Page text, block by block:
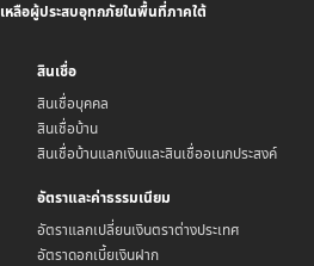
เหลือผู้ประสบอุทกภัยในพื้นที่ภาคใต้
สินเชื่อ
สินเชื่อบุคคล
สินเชื่อบ้าน
สินเชื่อบ้านแลกเงินและสินเชื่ออเนกประสงค์
อัตราและค่าธรรมเนียม
อัตราแลกเปลี่ยนเงินตราต่างประเทศ
อัตราดอกเบี้ยเงินฝาก